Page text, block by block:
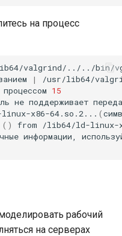
на процесс
valgrind/../../bin/
|
/usr/lib64/
процессом 15
не поддерживает
x86-64.so.2... (
() from
/lib64/ld-linux-
информации,
рабочий
на серверах